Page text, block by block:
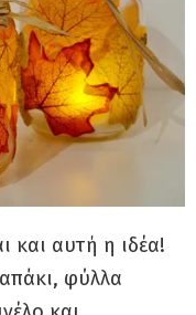
και αυτή η ιδέα!
φύλλα